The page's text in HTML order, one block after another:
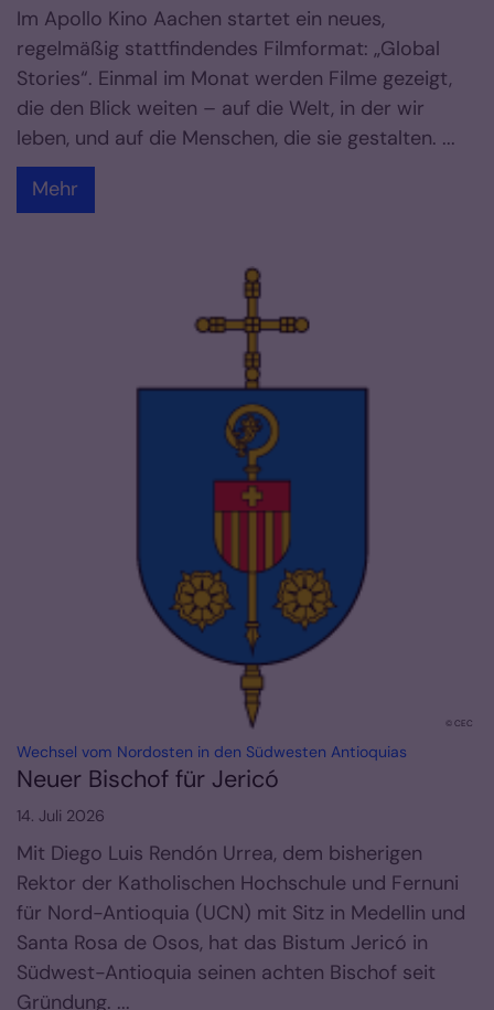
Im Apollo Kino Aachen startet ein neues,
regelmäßig stattfindendes Filmformat: „Global
Stories“. Einmal im Monat werden Filme gezeigt,
die den Blick weiten – auf die Welt, in der wir
leben, und auf die Menschen, die sie gestalten. ...
Mehr
© CEC
Wechsel vom Nordosten in den Südwesten Antioquias
Neuer Bischof für Jericó
14. Juli 2026
Mit Diego Luis Rendón Urrea, dem bisherigen
Rektor der Katholischen Hochschule und Fernuni
für Nord-Antioquia (UCN) mit Sitz in Medellin und
Santa Rosa de Osos, hat das Bistum Jericó in
Südwest-Antioquia seinen achten Bischof seit
Gründung. ...